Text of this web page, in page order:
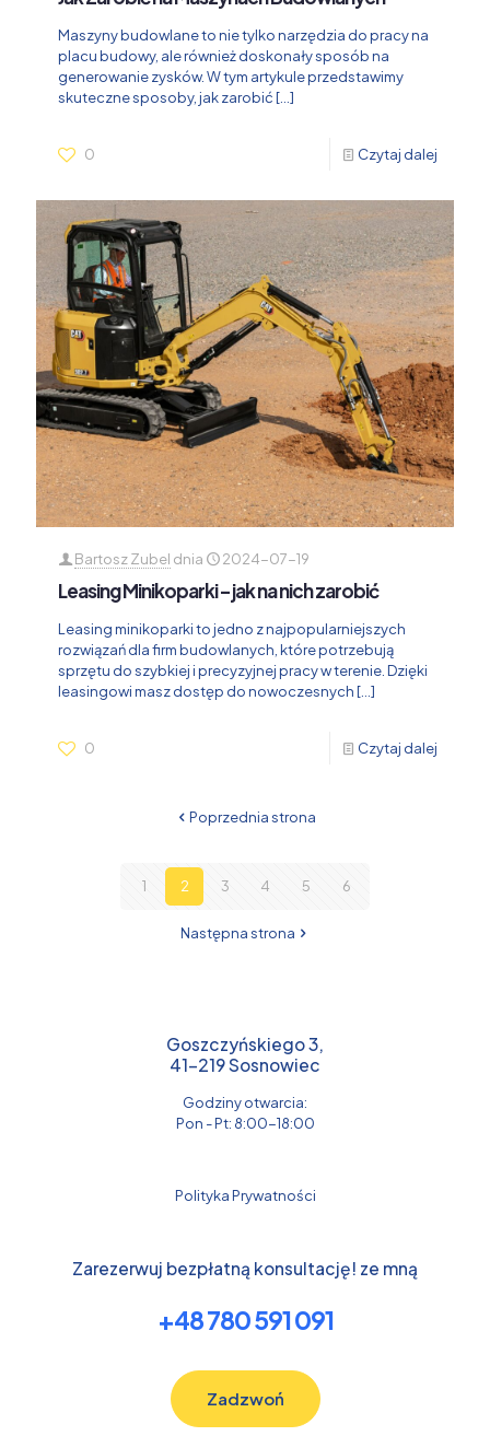
Maszyny budowlane to nie tylko narzędzia do pracy na
placu budowy, ale również doskonały sposób na
generowanie zysków. W tym artykule przedstawimy
skuteczne sposoby, jak zarobić[…]
0 Czytaj dalej
Bartosz Zubel dnia 2024-07-19
Leasing Minikoparki – jak na nich zarobić
Leasing minikoparki to jedno z najpopularniejszych
rozwiązań dla firm budowlanych, które potrzebują
sprzętu do szybkiej i precyzyjnej pracy w terenie. Dzięki
leasingowi masz dostęp do nowoczesnych[…]
0 Czytaj dalej
Poprzednia strona
1 2 3 4 5 6
Następna strona
Goszczyńskiego 3,
41-219 Sosnowiec
Godziny otwarcia:
Pon - Pt: 8:00-18:00
Polityka Prywatności
Zarezerwuj bezpłatną konsultację! ze mną
+48 780 591 091
Zadzwoń